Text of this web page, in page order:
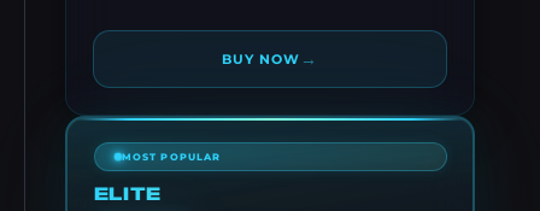
BUY NOW →
MOST POPULAR
ELITE